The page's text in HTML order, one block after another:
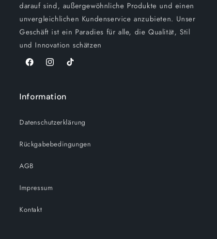
darauf sind, außergewöhnliche Produkte und einen
unvergleichlichen Kundenservice anzubieten. Unser
Geschäft ist ein Paradies für alle, die Qualität, Stil
und Innovation schätzen
FacebookInstagramTikTok
Information
Datenschutzerklärung
Rückgabebedingungen
AGB
Impressum
Kontakt